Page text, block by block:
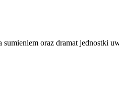
oraz dramat jednostki